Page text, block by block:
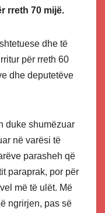
rreth 70 mijë.
dhe të
për rreth 60
dhe deputetëve
duke shumëzuar
në varësi të
parasheh që
paraprak, por për
më të ulët. Më
ngrirjen, pas së